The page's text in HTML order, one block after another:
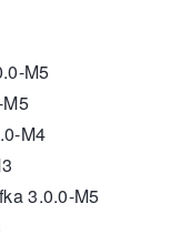
M5
M4
3.0.0-M5